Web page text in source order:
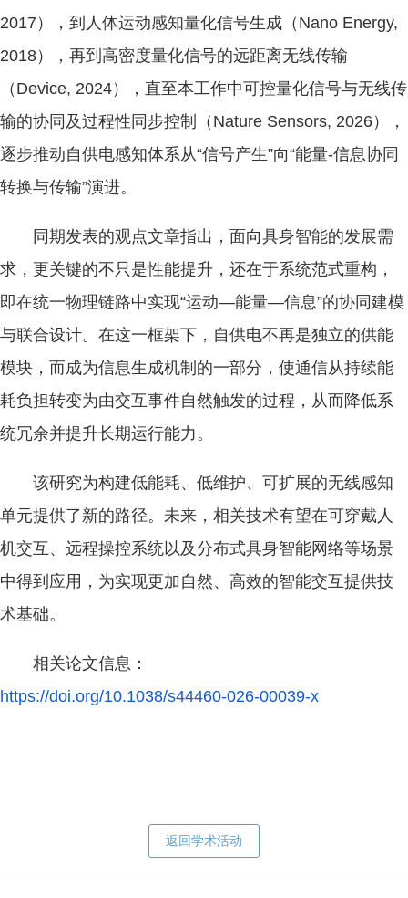
2017），到人体运动感知量化信号生成（Nano Energy,
2018），再到高密度量化信号的远距离无线传输
（Device, 2024），直至本工作中可控量化信号与无线传
输的协同及过程性同步控制（Nature Sensors, 2026），
逐步推动自供电感知体系从“信号产生”向“能量-信息协同
转换与传输”演进。
同期发表的观点文章指出，面向具身智能的发展需
求，更关键的不只是性能提升，还在于系统范式重构，
即在统一物理链路中实现“运动—能量—信息”的协同建模
与联合设计。在这一框架下，自供电不再是独立的供能
模块，而成为信息生成机制的一部分，使通信从持续能
耗负担转变为由交互事件自然触发的过程，从而降低系
统冗余并提升长期运行能力。
该研究为构建低能耗、低维护、可扩展的无线感知
单元提供了新的路径。未来，相关技术有望在可穿戴人
机交互、远程操控系统以及分布式具身智能网络等场景
中得到应用，为实现更加自然、高效的智能交互提供技
术基础。
相关论文信息：
https://doi.org/10.1038/s44460-026-00039-x
返回学术活动